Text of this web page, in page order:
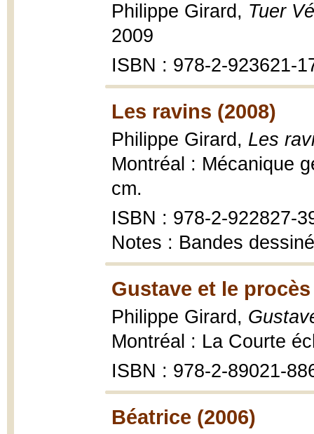
Philippe Girard, Tuer
2009
ISBN : 978-2-923621-
Les ravins (2008)
Philippe Girard, Les
Montréal : Mécanique
cm.
ISBN : 978-2-922827-
Notes : Bandes
Gustave et le
Philippe Girard,
Montréal : La Courte
ISBN : 978-2-89021-
Béatrice (2006)